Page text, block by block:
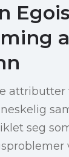
attributter
seg